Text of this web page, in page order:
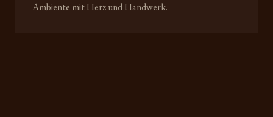
Ambiente mit Herz und Handwerk.